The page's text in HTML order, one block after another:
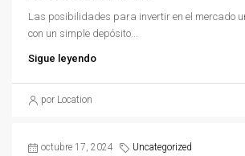
Las posibilidades para invertir en el mercado
con un simple depósito...
Sigue leyendo
por Location
octubre 17, 2024 Uncategorized